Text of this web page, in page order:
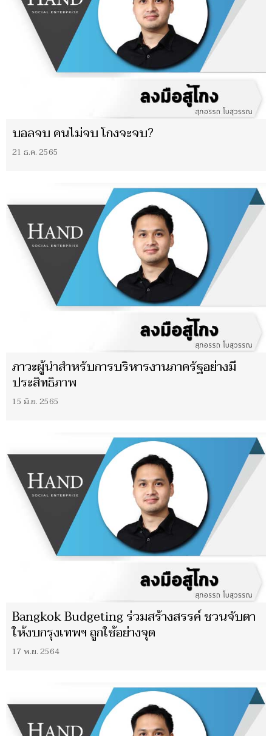
บอลจบ คนไม่จบ โกงจะจบ?
21 ธ.ค. 2565
ภาวะผู้นำสำหรับการบริหารงานภาครัฐอย่างมี
ประสิทธิภาพ
15 มิ.ย. 2565
Bangkok Budgeting ร่วมสร้างสรรค์ ชวนจับตา
ให้งบกรุงเทพฯ ถูกใช้อย่างจุด
17 พ.ย. 2564